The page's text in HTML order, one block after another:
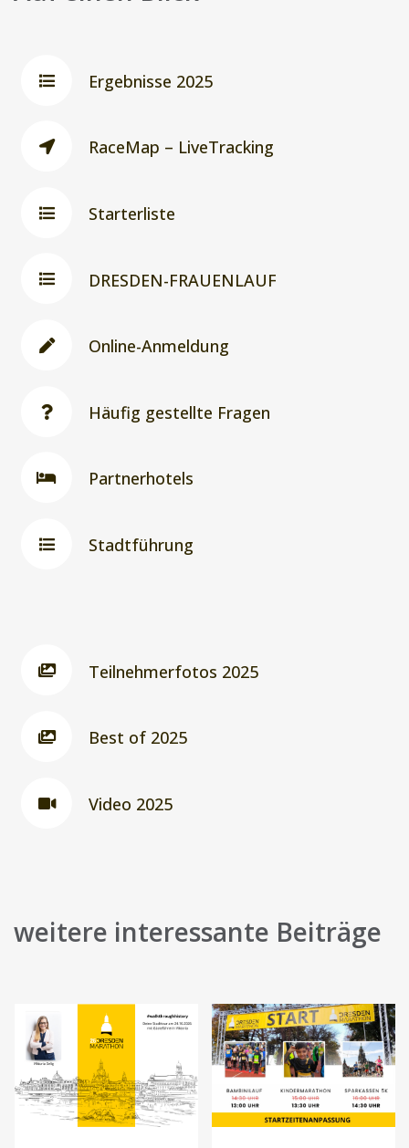
Ergebnisse 2025
RaceMap – LiveTracking
Starterliste
DRESDEN-FRAUENLAUF
Online-Anmeldung
Häufig gestellte Fragen
Partnerhotels
Stadtführung
Teilnehmerfotos 2025
Best of 2025
Video 2025
weitere interessante Beiträge